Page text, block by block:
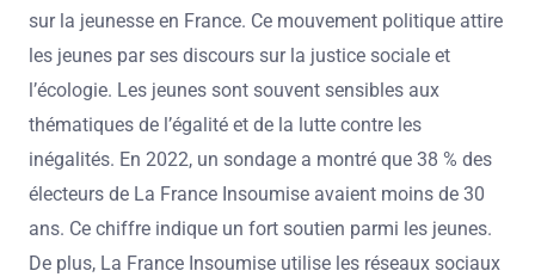
sur la jeunesse en France. Ce mouvement politique attire
les jeunes par ses discours sur la justice sociale et
l’écologie. Les jeunes sont souvent sensibles aux
thématiques de l’égalité et de la lutte contre les
inégalités. En 2022, un sondage a montré que 38 % des
électeurs de La France Insoumise avaient moins de 30
ans. Ce chiffre indique un fort soutien parmi les jeunes.
De plus, La France Insoumise utilise les réseaux sociaux